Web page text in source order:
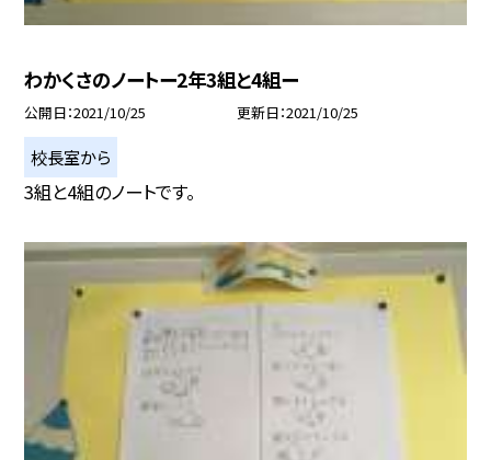
わかくさのノートー2年3組と4組ー
公開日 2021/10/25 更新日 2021/10/25
校長室から
3組と4組のノートです。